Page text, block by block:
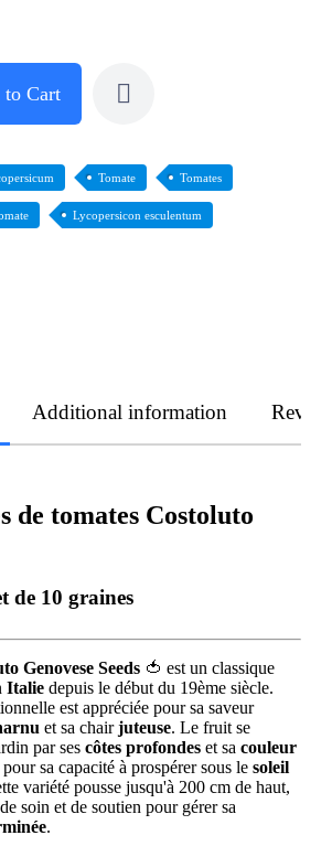
to Cart
Tomate Tomates
Lycopersicon esculentum
Additional information
de tomates Costoluto
de 10 graines
Genovese Seeds 🍅 est un classique
Italie depuis le début du 19ème siècle.
est appréciée pour sa saveur
et sa chairjuteuse. Le fruit se
par ses côtes profondes et sa couleur
sa capacité à prospérer sous le soleil
variété pousse jusqu'à 200 cm de haut,
soin et de soutien pour gérer sa
.